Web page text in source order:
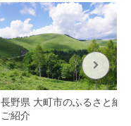
長野県 大町市のふるさと納
ご紹介